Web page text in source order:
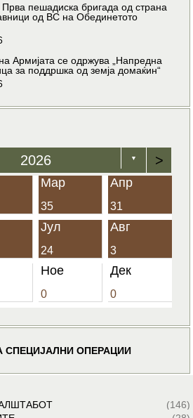
пешадиска бригада од страна
од ВС на Обединетото
Армијата се одржува „Напредна
за поддршка од земја домаќин“
2026 ▼ >
Мар
35
Апр
31
Јул
24
Авг
3
Ное
0
Дек
0
СПЕЦИЈАЛНИ ОПЕРАЦИИ
(146)